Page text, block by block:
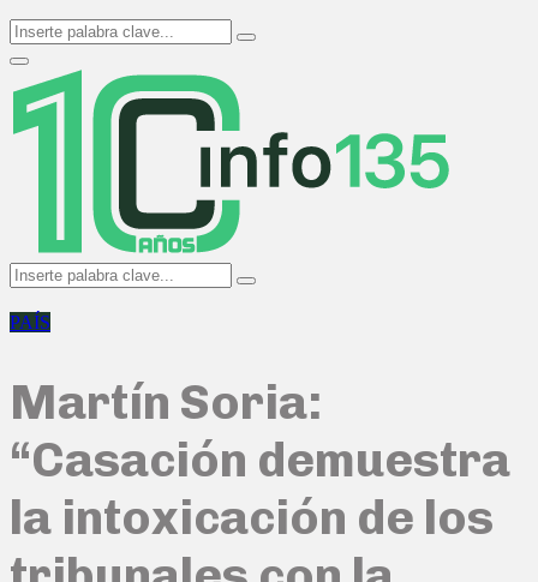
Search
for:
Search
Primary
Menu
Search
for:
Search
PAÍS
Martín Soria:
“Casación demuestra
la intoxicación de los